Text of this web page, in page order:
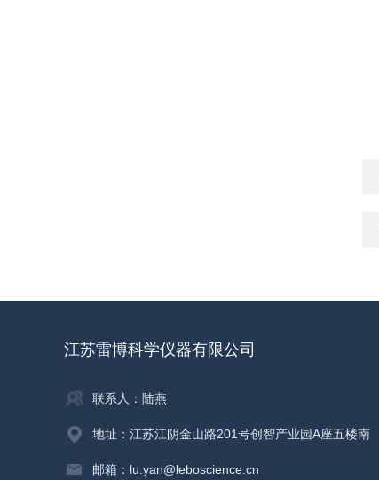
江苏雷博科学仪器有限公司
联系人：陆燕
地址：江苏江阴金山路201号创智产业园A座五楼南
邮箱：lu.yan@leboscience.cn